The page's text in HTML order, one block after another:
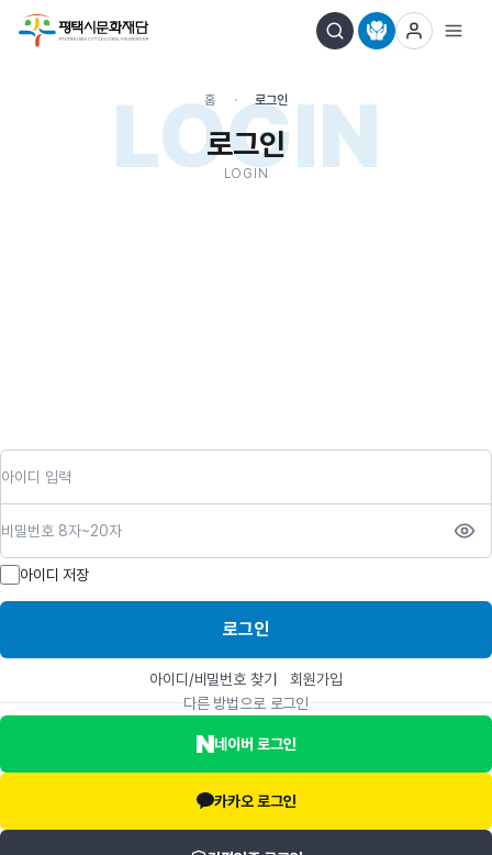
LOGIN
홈 로그인
로그인
LOGIN
아이디 저장
로그인
아이디/비밀번호 찾기
회원가입
다른 방법으로 로그인
네이버 로그인
카카오 로그인